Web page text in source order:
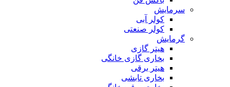
سرمایش
کولر آبی
کولر صنعتی
گرمایش
هیتر گازی
بخاری گازی خانگی
هیتر برقی
بخاری تابشی